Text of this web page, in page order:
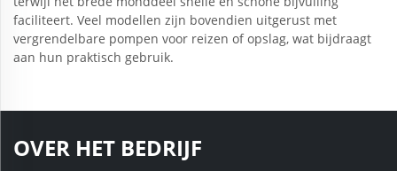
faciliteert. Veel modellen zijn bovendien uitgerust met
vergrendelbare pompen voor reizen of opslag, wat bijdraagt
aan hun praktisch gebruik.
OVER HET BEDRIJF